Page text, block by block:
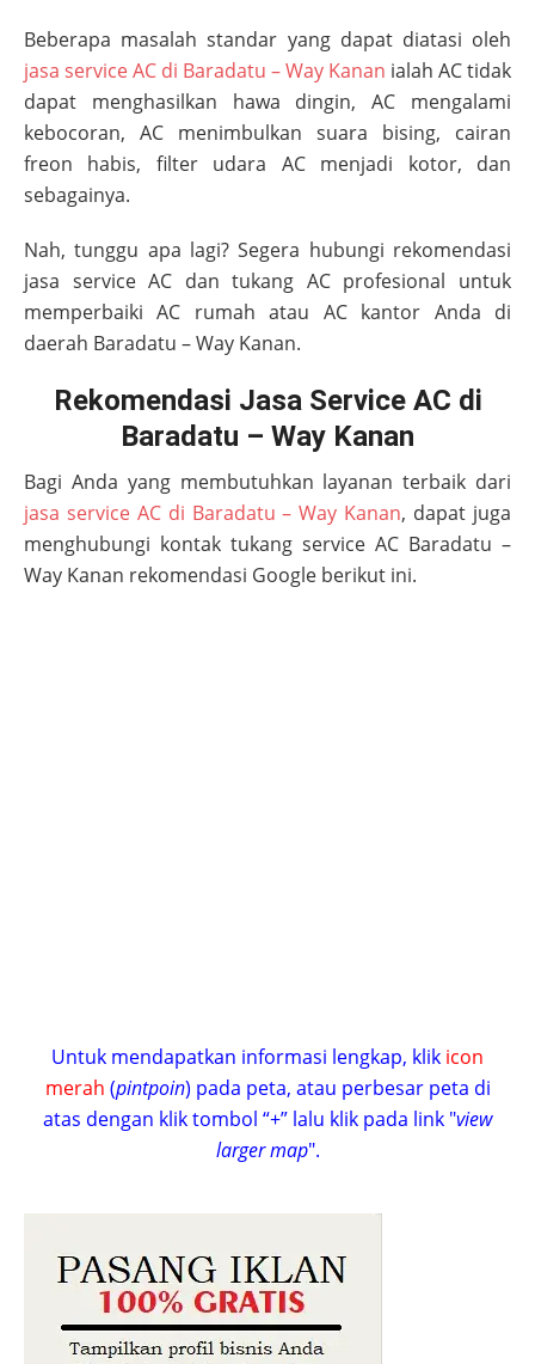
Beberapa masalah standar yang dapat diatasi oleh
jasa service AC di Baradatu – Way Kanan ialah AC tidak
dapat menghasilkan hawa dingin, AC mengalami
kebocoran, AC menimbulkan suara bising, cairan
freon habis, filter udara AC menjadi kotor, dan
sebagainya.
Nah, tunggu apa lagi? Segera hubungi rekomendasi
jasa service AC dan tukang AC profesional untuk
memperbaiki AC rumah atau AC kantor Anda di
daerah Baradatu – Way Kanan.
Rekomendasi Jasa Service AC di
Baradatu – Way Kanan
Bagi Anda yang membutuhkan layanan terbaik dari
jasa service AC di Baradatu – Way Kanan, dapat juga
menghubungi kontak tukang service AC Baradatu –
Way Kanan rekomendasi Google berikut ini.
Untuk mendapatkan informasi lengkap, klik icon
merah (pintpoin) pada peta, atau perbesar peta di
atas dengan klik tombol “+” lalu klik pada link "view
larger map".